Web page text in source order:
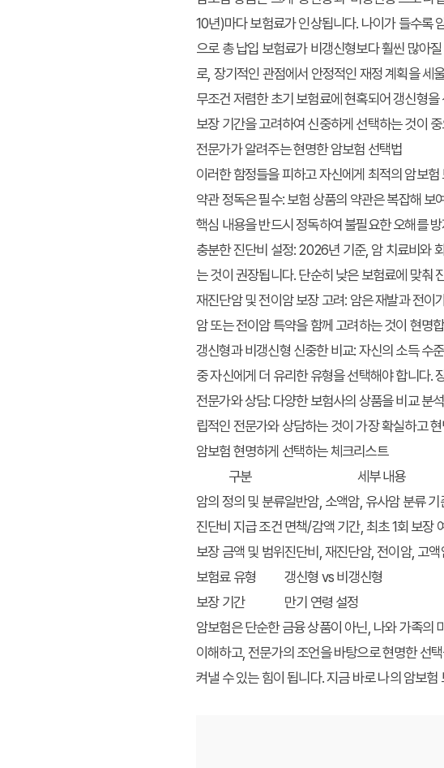
10년)마다 보험료가 인상됩니다. 나이가 들수록
으로 총 납입 보험료가 비갱신형보다 훨씬 많아
로, 장기적인 관점에서 안정적인 재정 계획을 세
무조건 저렴한 초기 보험료에 현혹되어 갱신형
보장 기간을 고려하여 신중하게 선택하는 것이
전문가가 알려주는 현명한 암보험 선택법
이러한 함정들을 피하고 자신에게 최적의 암보
약관 정독은 필수:보험 상품의 약관은 복잡해 보
핵심 내용을 반드시 정독하여 불필요한 오해를
충분한 진단비 설정:2026년 기준, 암 치료비와
는 것이 권장됩니다. 단순히 낮은 보험료에 맞춰
재진단암 및 전이암 보장 고려: 암은 재발과 전이
암 또는 전이암 특약을 함께 고려하는 것이 현명
갱신형과 비갱신형 신중한 비교:자신의 소득 수
중 자신에게 더 유리한 유형을 선택해야 합니다.
전문가와 상담: 다양한 보험사의 상품을 비교 분
립적인 전문가와 상담하는 것이 가장 확실하고
암보험 현명하게 선택하는 체크리스트
구분
세부 내용
암의 정의 및 분류일반암, 소액암, 유사암 분류 기
진단비 지급 조건면책/감액 기간, 최초 1회 보장
보장 금액 및 범위진단비, 재진단암, 전이암, 고액
보험료 유형
갱신형 vs 비갱신형
보장 기간
만기 연령 설정
암보험은 단순한 금융 상품이 아닌, 나와 가족의
이해하고, 전문가의 조언을 바탕으로 현명한 선
켜낼 수 있는 힘이 됩니다. 지금 바로 나의 암보